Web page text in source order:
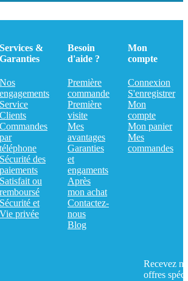
Services &
Garanties
Nos
engagements
Service
Clients
Commandes
par
téléphone
Sécurité des
paiements
Satisfait ou
remboursé
Sécurité et
Vie privée
Besoin
d'aide ?
Première
commande
Première
visite
Mes
avantages
Garanties
et
engaments
Après
mon achat
Contactez-
nous
Blog
Mon
compte
Connexion
S'enregistrer
Mon
compte
Mon panier
Mes
commandes
Recevez
offres